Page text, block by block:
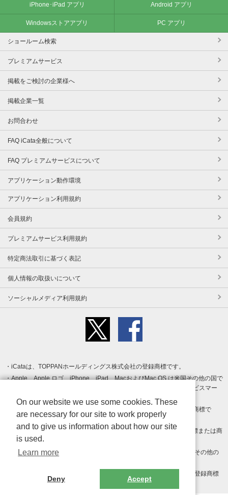
iPhone･iPad アプリ Android アプリ
Windowsストアアプリ PC アプリ
ショールーム検索
プレミアムサービス
掲載をご検討の企業様へ
掲載企業一覧
お問合わせ
FAQ iCata全般について
FAQ プレミアムサービスについて
アプリケーション動作環境
アプリケーション利用規約
会員規約
プレミアムサービス利用規約
特定商法取引に基づく表記
個人情報の取扱いについて
ソーシャルメディア利用規約
iCataは、TOPPANホールディングス株式会社の登録商標です。
Apple、Apple ロゴ、iPhone、iPad、MacおよびMac OS は米国その他の国で
登録された Apple Inc. の商標です。App Store は Apple Inc. のサービスマー
クです。
Android、Google Play および Google Play ロゴ は Google LLC の商標で
す。
Windows は Microsoft Inc.の米国およびその他の国における登録商標または商
標です。
Adobe、Adobe Reader、Adobe PDF は、Adobe Inc.の米国およびその他の
その他、記載されている会社名、商品名、ロゴは各社の商標または登録商標
On our website we use some cookies. These
are necessary for our site to work properly
and to give us information about how our site
is used.
Learn more
Deny Accept